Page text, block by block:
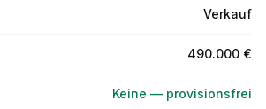
Verkauf
490.000 €
Keine — provisionsfrei